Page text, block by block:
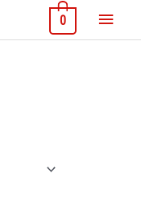
Menu
0